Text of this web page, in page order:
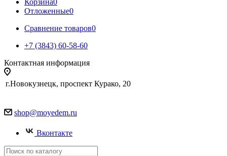
Корзина0
Отложенные0
Сравнение товаров0
+7 (3843) 60-58-60
Контактная информация
г.Новокузнецк, проспект Курако, 20
shop@moyedem.ru
Вконтакте